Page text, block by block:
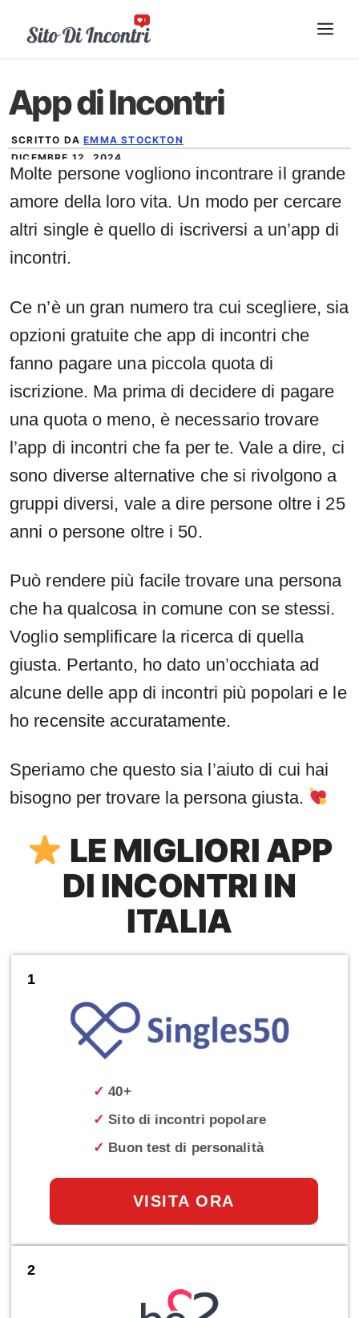
App di Incontri
SCRITTO DAEMMA STOCKTON
DICEMBRE 12, 2024
Molte persone vogliono incontrare il grande
amore della loro vita. Un modo per cercare
altri single è quello di iscriversi a un’app di
incontri.
Ce n’è un gran numero tra cui scegliere, sia
opzioni gratuite che app di incontri che
fanno pagare una piccola quota di
iscrizione. Ma prima di decidere di pagare
una quota o meno, è necessario trovare
l’app di incontri che fa per te. Vale a dire, ci
sono diverse alternative che si rivolgono a
gruppi diversi, vale a dire persone oltre i 25
anni o persone oltre i 50.
Può rendere più facile trovare una persona
che ha qualcosa in comune con se stessi.
Voglio semplificare la ricerca di quella
giusta. Pertanto, ho dato un’occhiata ad
alcune delle app di incontri più popolari e le
ho recensite accuratamente.
Speriamo che questo sia l’aiuto di cui hai
bisogno per trovare la persona giusta.
LE MIGLIORI APP
DI INCONTRI IN
ITALIA
1
✓ 40+
✓ Sito di incontri popolare
✓ Buon test di personalità
VISITA ORA
2